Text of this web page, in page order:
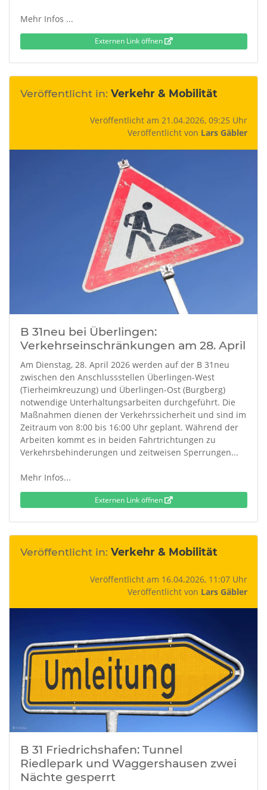
Mehr Infos ...
Externen Link öffnen
Veröffentlicht in: Verkehr & Mobilität
Veröffentlicht am 21.04.2026, 09:25 Uhr
Veröffentlicht von Lars Gäbler
B 31neu bei Überlingen:
Verkehrseinschränkungen am 28. April
Am Dienstag, 28. April 2026 werden auf der B 31neu
zwischen den Anschlussstellen Überlingen-West
(Tierheimkreuzung) und Überlingen-Ost (Burgberg)
notwendige Unterhaltungsarbeiten durchgeführt. Die
Maßnahmen dienen der Verkehrssicherheit und sind im
Zeitraum von 8:00 bis 16:00 Uhr geplant. Während der
Arbeiten kommt es in beiden Fahrtrichtungen zu
Verkehrsbehinderungen und zeitweisen Sperrungen...
Mehr Infos...
Externen Link öffnen
Veröffentlicht in: Verkehr & Mobilität
Veröffentlicht am 16.04.2026, 11:07 Uhr
Veröffentlicht von Lars Gäbler
B 31 Friedrichshafen: Tunnel
Riedlepark und Waggershausen zwei
Nächte gesperrt